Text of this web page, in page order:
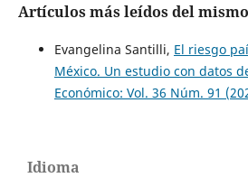
Artículos más leídos del
Evangelina Santilli, El riesgo
México. Un estudio con datos
Económico: Vol. 36 Núm. 91
Idioma